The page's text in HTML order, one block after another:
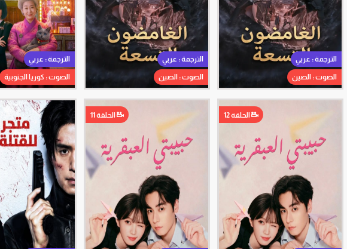
الترجمة : عربي
الصوت : الصين
الترجمة : عربي
الصوت : الصين
الترجمة : عربي
الصوت : كوريا الجنوبية
الحلقة 12 الحلقة 11